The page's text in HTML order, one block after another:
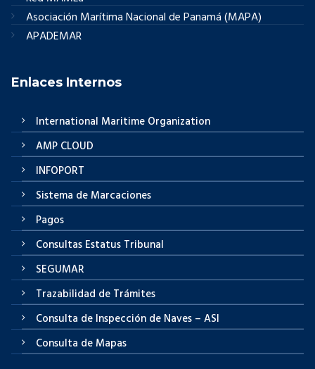
Asociación Marítima Nacional de Panamá (MAPA)
APADEMAR
Enlaces Internos
International Maritime Organization
AMP CLOUD
INFOPORT
Sistema de Marcaciones
Pagos
Consultas Estatus Tribunal
SEGUMAR
Trazabilidad de Trámites
Consulta de Inspección de Naves – ASI
Consulta de Mapas